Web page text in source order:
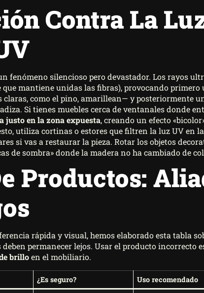
Contra La
fenómeno silencioso pero devastador. Los rayos
que mantiene unidas las fibras), provocando
claras, como el pino, amarillean— y posteriormente
Si tienes muebles cerca de ventanales donde
justo en la zona expuesta, creando un efecto
utiliza cortinas o estores que filtren la luz UV en
si vas a restaurar la pieza. Rotar los objetos
de sombra» donde la madera no ha cambiado de
Productos:
rápida y visual, hemos elaborado esta tabla
deben permanecer lejos. Usar el producto incorrecto
brilloen el mobiliario.
¿Es seguro? Uso recomendado